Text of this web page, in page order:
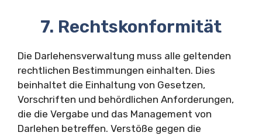
7. Rechtskonformität
Die Darlehensverwaltung muss alle geltenden
rechtlichen Bestimmungen einhalten. Dies
beinhaltet die Einhaltung von Gesetzen,
Vorschriften und behördlichen Anforderungen,
die die Vergabe und das Management von
Darlehen betreffen. Verstöße gegen die